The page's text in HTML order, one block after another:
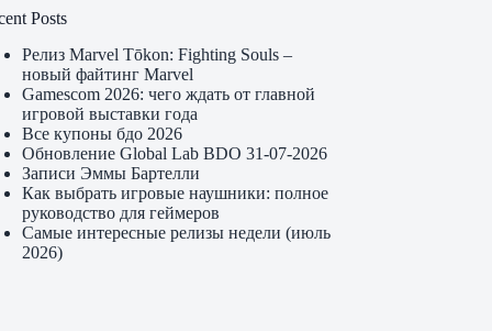
Posts
Релиз Marvel Tōkon: Fighting Souls –
новый файтинг Marvel
Gamescom 2026: чего ждать от главной
игровой выставки года
Все купоны бдо 2026
Обновление Global Lab BDO 31-07-2026
Записи Эммы Бартелли
Как выбрать игровые наушники: полное
руководство для геймеров
Самые интересные релизы недели (июль
2026)